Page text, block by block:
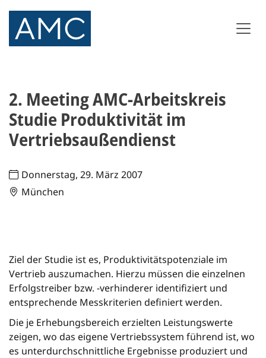
2. Meeting AMC-Arbeitskreis
Studie Produktivität im
Vertriebsaußendienst
Donnerstag, 29. März 2007
München
Ziel der Studie ist es, Produktivitätspotenziale im
Vertrieb auszumachen. Hierzu müssen die einzelnen
Erfolgstreiber bzw. -verhinderer identifiziert und
entsprechende Messkriterien definiert werden.
Die je Erhebungsbereich erzielten Leistungswerte
zeigen, wo das eigene Vertriebssystem führend ist, wo
es unterdurchschnittliche Ergebnisse produziert und